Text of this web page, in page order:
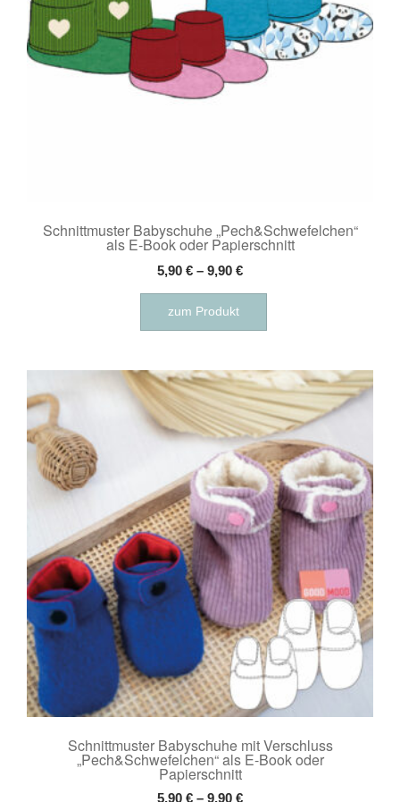
Produktseite
gewählt
werden
Schnittmuster Babyschuhe „Pech&Schwefelchen“
als E-Book oder Papierschnitt
5,90 € – 9,90 €
zum Produkt
Dieses
weist
Varianten
auf.
Die
Optionen
können
auf
der
Produktseite
gewählt
werden
Schnittmuster Babyschuhe mit Verschluss
„Pech&Schwefelchen“ als E-Book oder
Papierschnitt
5,90 € – 9,90 €